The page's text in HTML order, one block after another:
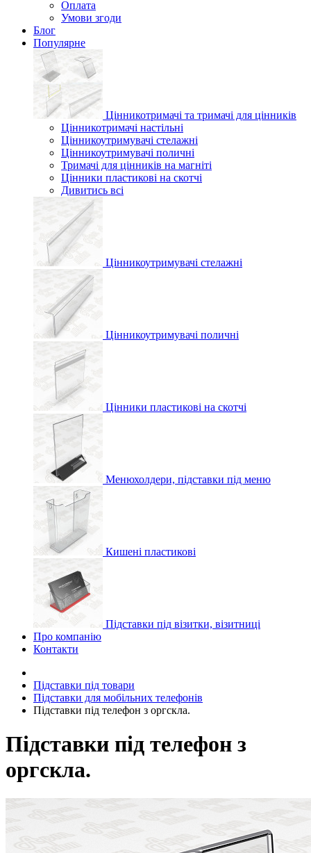
Оплата
Умови згоди
Блог
Популярне
Цінникотримачі та тримачі для цінників
Цінникотримачі настільні
Цінникоутримувачі стелажні
Цінникоутримувачі поличні
Тримачі для цінників на магніті
Цінники пластикові на скотчі
Дивитись всі
Цінникоутримувачі стелажні
Цінникоутримувачі поличні
Цінники пластикові на скотчі
Менюхолдери, підставки під меню
Кишені пластикові
Підставки під візитки, візитниці
Про компанію
Контакти
Підставки під товари
Підставки для мобільних телефонів
Підставки під телефон з оргскла.
Підставки під телефон з
оргскла.